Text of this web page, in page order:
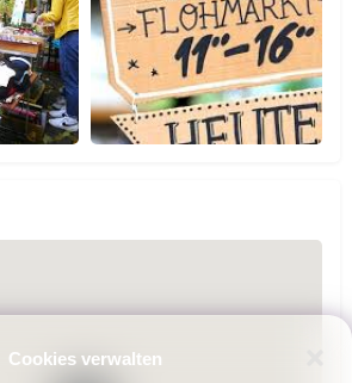
Cookies verwalten